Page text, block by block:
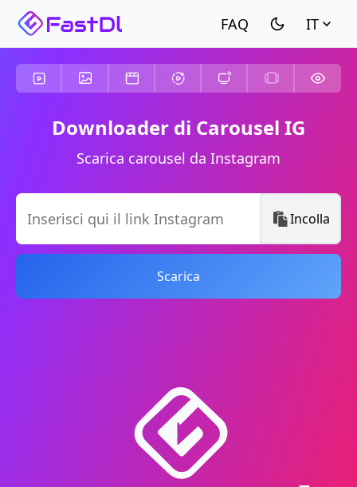
IT
Downloader di Carousel IG
Scarica carousel da Instagram
Incolla
Scarica